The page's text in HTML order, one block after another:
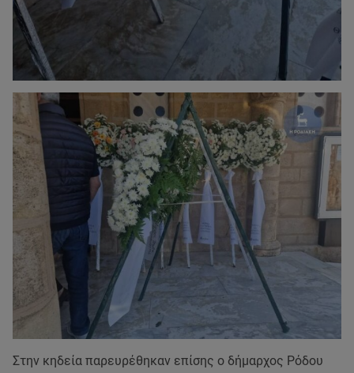
Στην κηδεία παρευρέθηκαν επίσης ο δήμαρχος Ρόδου